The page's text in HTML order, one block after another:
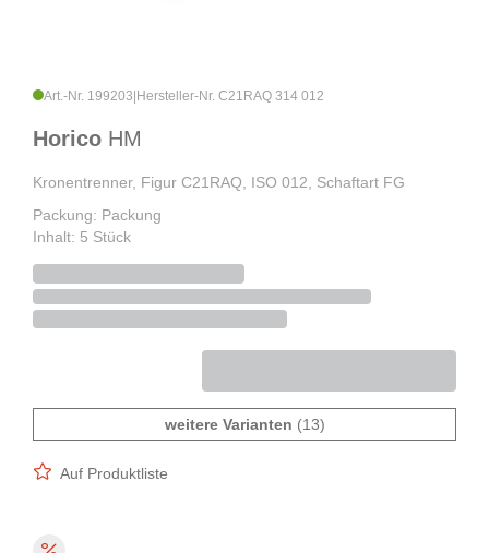
Art.-Nr. 199203 Hersteller-Nr. C21RAQ 314 012
Horico HM
Kronentrenner, Figur C21RAQ, ISO 012, Schaftart FG
Packung: Packung
Inhalt: 5 Stück
weitere Varianten (13)
Auf Produktliste